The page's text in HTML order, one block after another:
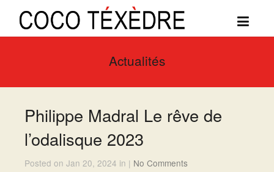
Actualités
Philippe Madral Le rêve de
l’odalisque 2023
Posted on Jan 20, 2024 in | No Comments